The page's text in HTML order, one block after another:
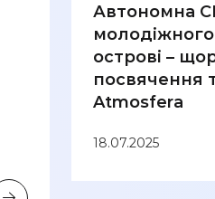
Автономна
острові –
посвячення
Atmosfera
18.07.2025